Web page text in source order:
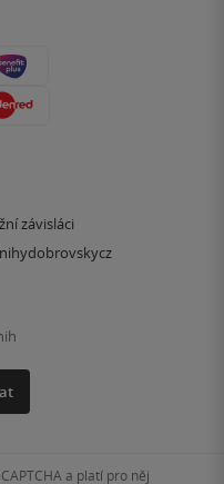
závisláci
a platí pro něj